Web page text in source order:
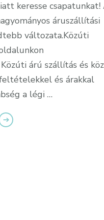
keresse csapatunkat!
áruszállítási
változata.Közúti
árú szállítás és
és árakkal
a légi …